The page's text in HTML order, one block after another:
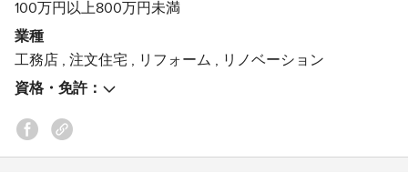
ーン…となります。
これは一度味わったらやめられません。
私たちはすでに、重度の「お客様喜ばせ中毒」になってい
ると思います。
私たちは全国コンテストに5年連続で入賞しています。
しかしこれはあくまで中毒のおまけです。
100万円以上800万円未満
業種
工務店 , 注文住宅 , リフォーム , リノベーション
資格・免許：